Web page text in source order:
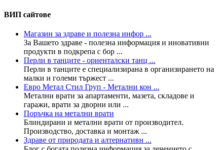
ВИП сайтове
Магазин за здраве и полезна инфор ...
За Вашето здраве - полезна информация и иновативни
продукти в подкрепа с бор ...
Перли в танците - ориенталски танц ...
Перли в танците е специализирана в организирането на
малки и големи тържест ...
Евро Метал Стил Груп - Метални кон ...
Метални врати за апартаменти, мазета, складове и
гаражи, врати за дворни или ...
Поръчка на метални врати
Блиндирани и метални врати от производител.
Производство, доставка и монтаж ...
Здраве от природата и алтернативн ...